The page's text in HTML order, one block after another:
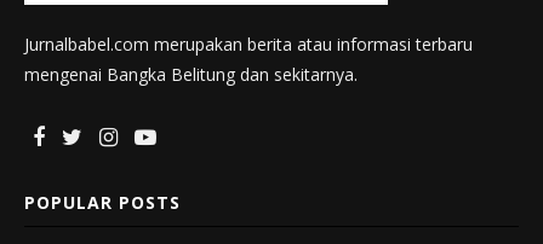
Jurnalbabel.com merupakan berita atau informasi terbaru
mengenai Bangka Belitung dan sekitarnya.
POPULAR POSTS